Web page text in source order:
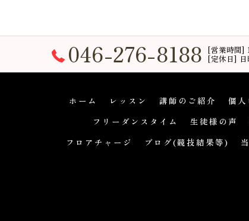
046-276-8188 [営業時間]
[定休日] 日
ホーム レッスン 講師のご紹介 個人
フリーダンスタイム
生徒様の声
フロアチャージ
ブログ(競技結果等)